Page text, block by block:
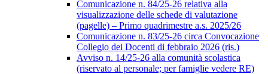
Comunicazione n. 84/25-26 relativa alla
visualizzazione delle schede di valutazione
(pagelle) – Primo quadrimestre a.s. 2025/26
Comunicazione n. 83/25-26 circa Convocazione
Collegio dei Docenti di febbraio 2026 (ris.)
Avviso n. 14/25-26 alla comunità scolastica
(riservato al personale; per famiglie vedere RE)